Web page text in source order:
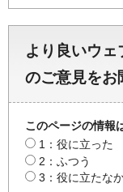
より良いウェ
のご意見をお
このページの情報
1：役に立った
2：ふつう
3：役に立たな